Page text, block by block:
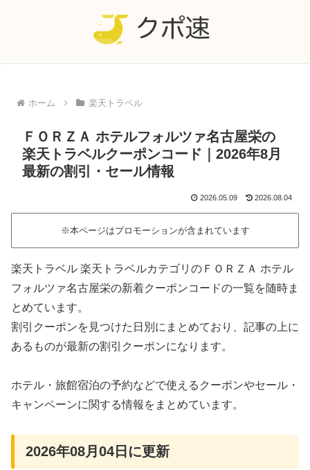
ホーム 楽天トラベル
ＦＯＲＺＡ ホテルフォルツァ名古屋栄の
楽天トラベルクーポンコード｜2026年8月
最新の割引・セール情報
2026.05.09 2026.08.04
※本ページはプロモーションが含まれています
楽天トラベル 楽天トラベルカテゴリのＦＯＲＺＡ ホテル
フォルツァ名古屋栄の新着クーポンコードの一覧を随時ま
とめています。
割引クーポンを見つけた日別にまとめており、記事の上に
あるものが最新の割引クーポンになります。
ホテル・旅館宿泊の予約などで使えるクーポンやセール・
キャンペーンに関する情報をまとめています。
2026年08月04日に更新